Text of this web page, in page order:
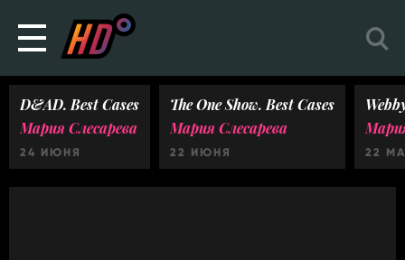
D&AD. Best Cases
Мария Слесарева
24 ИЮНЯ
The One Show. Best Cases
Мария Слесарева
22 ИЮНЯ 22